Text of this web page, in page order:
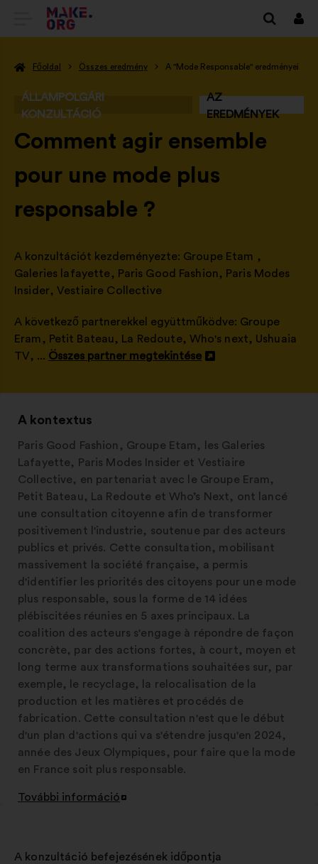
TOVÁBB
MAKE.ORG
FŐOLDALÁRA
Főoldal Összes eredmény A "Mode Responsable" eredményei
ÁLLAMPOLGÁRI
KONZULTÁCIÓ
AZ
EREDMÉNYEK
-
Comment agir ensemble
pour une mode plus
responsable ?
A konzultációt kezdeményezte: Groupe Etam ,
Galeries lafayette, Paris Good Fashion, Paris Modes
Insider, Vestiaire Collective
A következő partnerekkel együttműködve: Groupe
Eram , Petit Bateau, La Redoute, Who's next, Ushuaia
TV, ... Összes partner megtekintése
Új
A kontextus
Paris Good Fashion, Groupe Etam, les Galeries
Lafayette, Paris Modes Insider et Vestiaire
Collective, en partenariat avec le Groupe Eram,
Petit Bateau, La Redoute et Who’s Next, ont lancé
une consultation citoyenne afin de transformer
positivement l'industrie, soutenue par des acteurs
publics et privés. Cette consultation, mobilisant
massivement la société française, a permis
d'identifier les priorités des citoyens pour une mode
plus responsable, sous la forme de 14 idées
plébiscitées réunies en 5 axes principaux. La
coalition des acteurs s'engage à répondre de façon
concrète, par des actions fortes, à court, moyen et
long terme aux transformations souhaitées sur, par
exemple, le recyclage, la relocalisation de la
production et les matières et procédés de
fabrication. Cette consultation n'est que le début
d'un plan d'actions qui va s'étendre jusqu'en 2024,
année des Jeux Olympiques, pour faire que la mode
en France soit plus responsable.
További információ
Új
A konzultáció befejezésének időpontja
: